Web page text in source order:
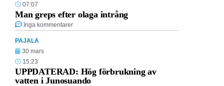
07:07
Man greps efter olaga intrång
Inga kommentarer
PAJALA
30 mars
15:23
UPPDATERAD: Hög förbrukning av
vatten i Junosuando